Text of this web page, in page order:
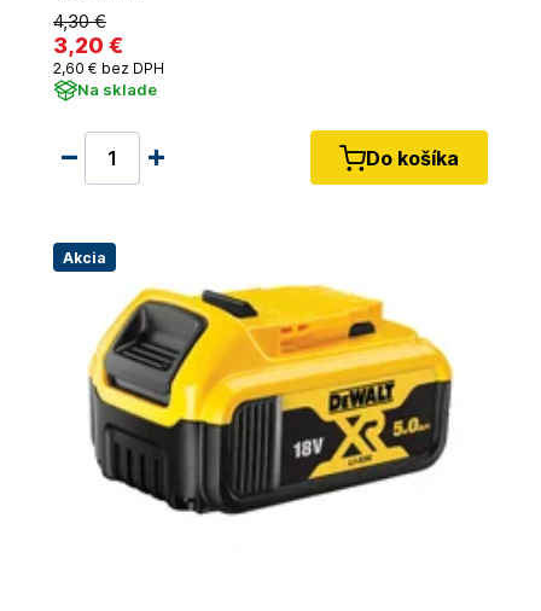
4,30 €
3,20 €
2,60 € bez DPH
Na sklade
Do košíka
Akcia